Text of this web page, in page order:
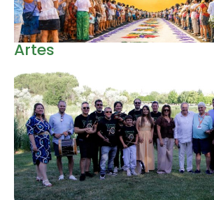
Artes